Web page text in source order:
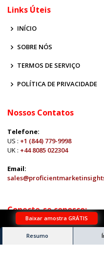
Baixar amostra GRÁTIS
Resumo
Links Úteis
INÍCIO
SOBRE NÓS
TERMOS DE SERVIÇO
POLÍTICA DE PRIVACIDADE
Nossos Contatos
Telefone:
US : +1 (844) 779-9998
UK : +44 8085 022304
Email:
Conecte-se conosco: